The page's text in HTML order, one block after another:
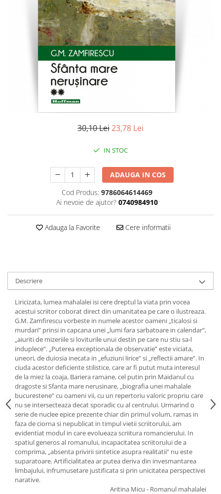
Literatura
Contemporana
Sociologie si filozofie
30,10 Lei23,78 Lei
IN STOC
ADAUGA IN COS
Cod Produs: 9786064614469
Ai nevoie de ajutor? 0740984910
Adauga la Favorite Cere informatii
Descriere
Liricizata, lumea mahalalei isi cere dreptul la viata prin vocea
acestui scriitor coborat direct din umanitatea pe care o ilustreaza.
G.M. Zamfirescu vorbeste in numele acestor oameni „ticalosi si
murdari” prinsi in capcana unei „lumi fara sarbatoare in calendar”,
„aiuriti de mizeriile si loviturile unui destin pe care nu stiu sa-l
induplece”. „Puterea exceptionala de observatie” este viciata,
uneori, de duiosia inecata in „efuziuni lirice” si „reflectii amare”. In
ciuda acestor deficiente stilistice, care ar fi putut muta interesul
de la miez la coaja, Bariera ramane, cel putin prin Maidanul cu
dragoste si Sfanta mare nerusinare, „biografia unei mahalale
bucurestene” cu oameni vii, cu un repertoriu valoric propriu care
nu se intersecteaza decat sporadic cu al centrului. Urmarind o
serie de nuclee epice prezente chiar din primul volum, ramas in
faza de ciorna si nepublicat in timpul vietii scriitorului, am
evidentiat modul in care evolueaza scriitura romancierului. In
spatiul generos al romanului, incapacitatea scriitorului de a
comprima, „absenta privirii sintetice asupra realitatii” nu este
suparatoare. Artificialitatea ar putea deriva din invesmantarea
limbajului, infrumusetare justificata si prin unicitatea perspectivei
narative.
Aritina Micu - Romanul mahalalei